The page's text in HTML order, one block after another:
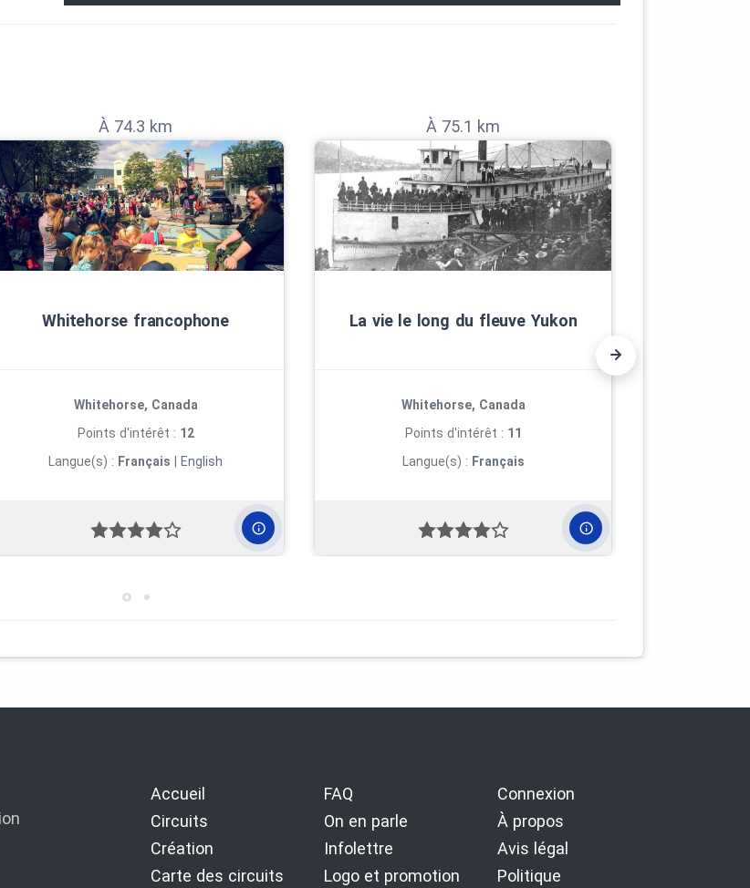
À 74.3 km
Whitehorse francophone
Whitehorse, Canada
Points d'intérêt : 12
Langue(s) : Français English
À 75.1 km
La vie le long du fleuve Yukon
Whitehorse, Canada
Points d'intérêt : 11
Langue(s) : Français
Accueil
Circuits
Création
Carte des circuits
FAQ
On en parle
Infolettre
Logo et promotion
Connexion
À propos
Avis légal
Politique